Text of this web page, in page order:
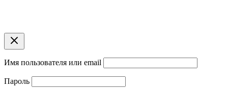
Имя пользователя или email
Пароль